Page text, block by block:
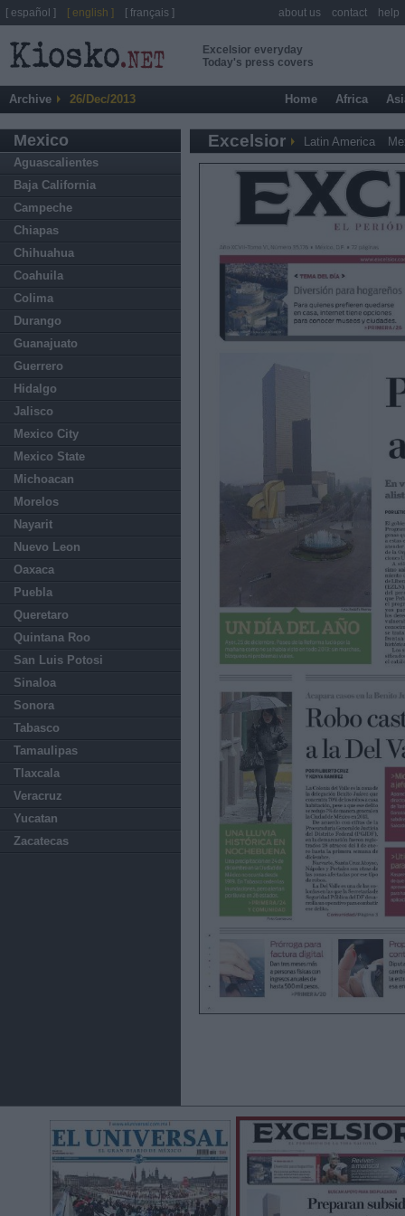
Excelsior everyday
Today's press covers
Archive 26/Dec/2013 Home Africa
Mexico
Aguascalientes
Baja California
Campeche
Chiapas
Chihuahua
Coahuila
Colima
Durango
Guanajuato
Guerrero
Hidalgo
Jalisco
Mexico City
Mexico State
Michoacan
Morelos
Nayarit
Nuevo Leon
Oaxaca
Puebla
Queretaro
Quintana Roo
San Luis Potosi
Sinaloa
Sonora
Tabasco
Tamaulipas
Tlaxcala
Veracruz
Yucatan
Zacatecas
Excelsior Latin America
[ español ] [ english ] [ français ] about us contact help